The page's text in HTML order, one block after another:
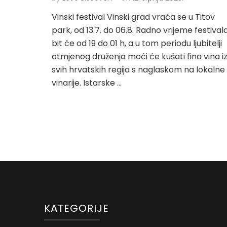
Vinski festival Vinski grad vraća se u Titov
park, od 13.7. do 06.8. Radno vrijeme
bit će od 19 do 01 h, a u tom periodu ljubitelji
otmjenog druženja moći će kušati fina vina iz
svih hrvatskih regija s naglaskom na lokalne
vinarije. Istarske …
KATEGORIJE